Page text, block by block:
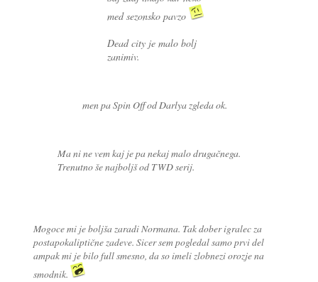
med sezonsko pavzo
Dead city je malo bolj
zanimiv.
men pa Spin Off od Darlya zgleda ok.
Ma ni ne vem kaj je pa nekaj malo drugačnega.
Trenutno še najboljš od TWD serij.
Mogoce mi je boljša zaradi Normana. Tak dober igralec za
postapokaliptične zadeve. Sicer sem pogledal samo prvi del
ampak mi je bilo full smesno, da so imeli zlobnezi orozje na
smodnik.